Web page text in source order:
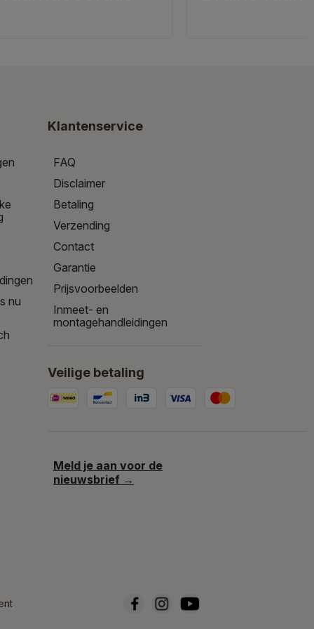
nu
Klantenservice
FAQ
Disclaimer
Betaling
Verzending
Contact
Garantie
Prijsvoorbeelden
Inmeet- en
montagehandleidingen
Veilige betaling
Meld je aan voor de
nieuwsbrief →